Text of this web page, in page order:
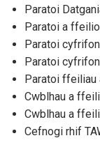
Paratoi
Paratoi a
Paratoi
Paratoi
Paratoi ffeiliau
Cwblhau a
Cwblhau a
Cefnogi rhif